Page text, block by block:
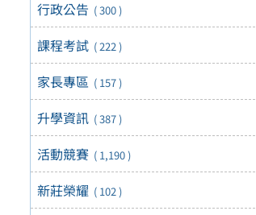
行政公告 ( 300 )
課程考試 ( 222 )
家長專區 ( 157 )
升學資訊 ( 387 )
活動競賽 ( 1,190 )
新莊榮耀 ( 102 )